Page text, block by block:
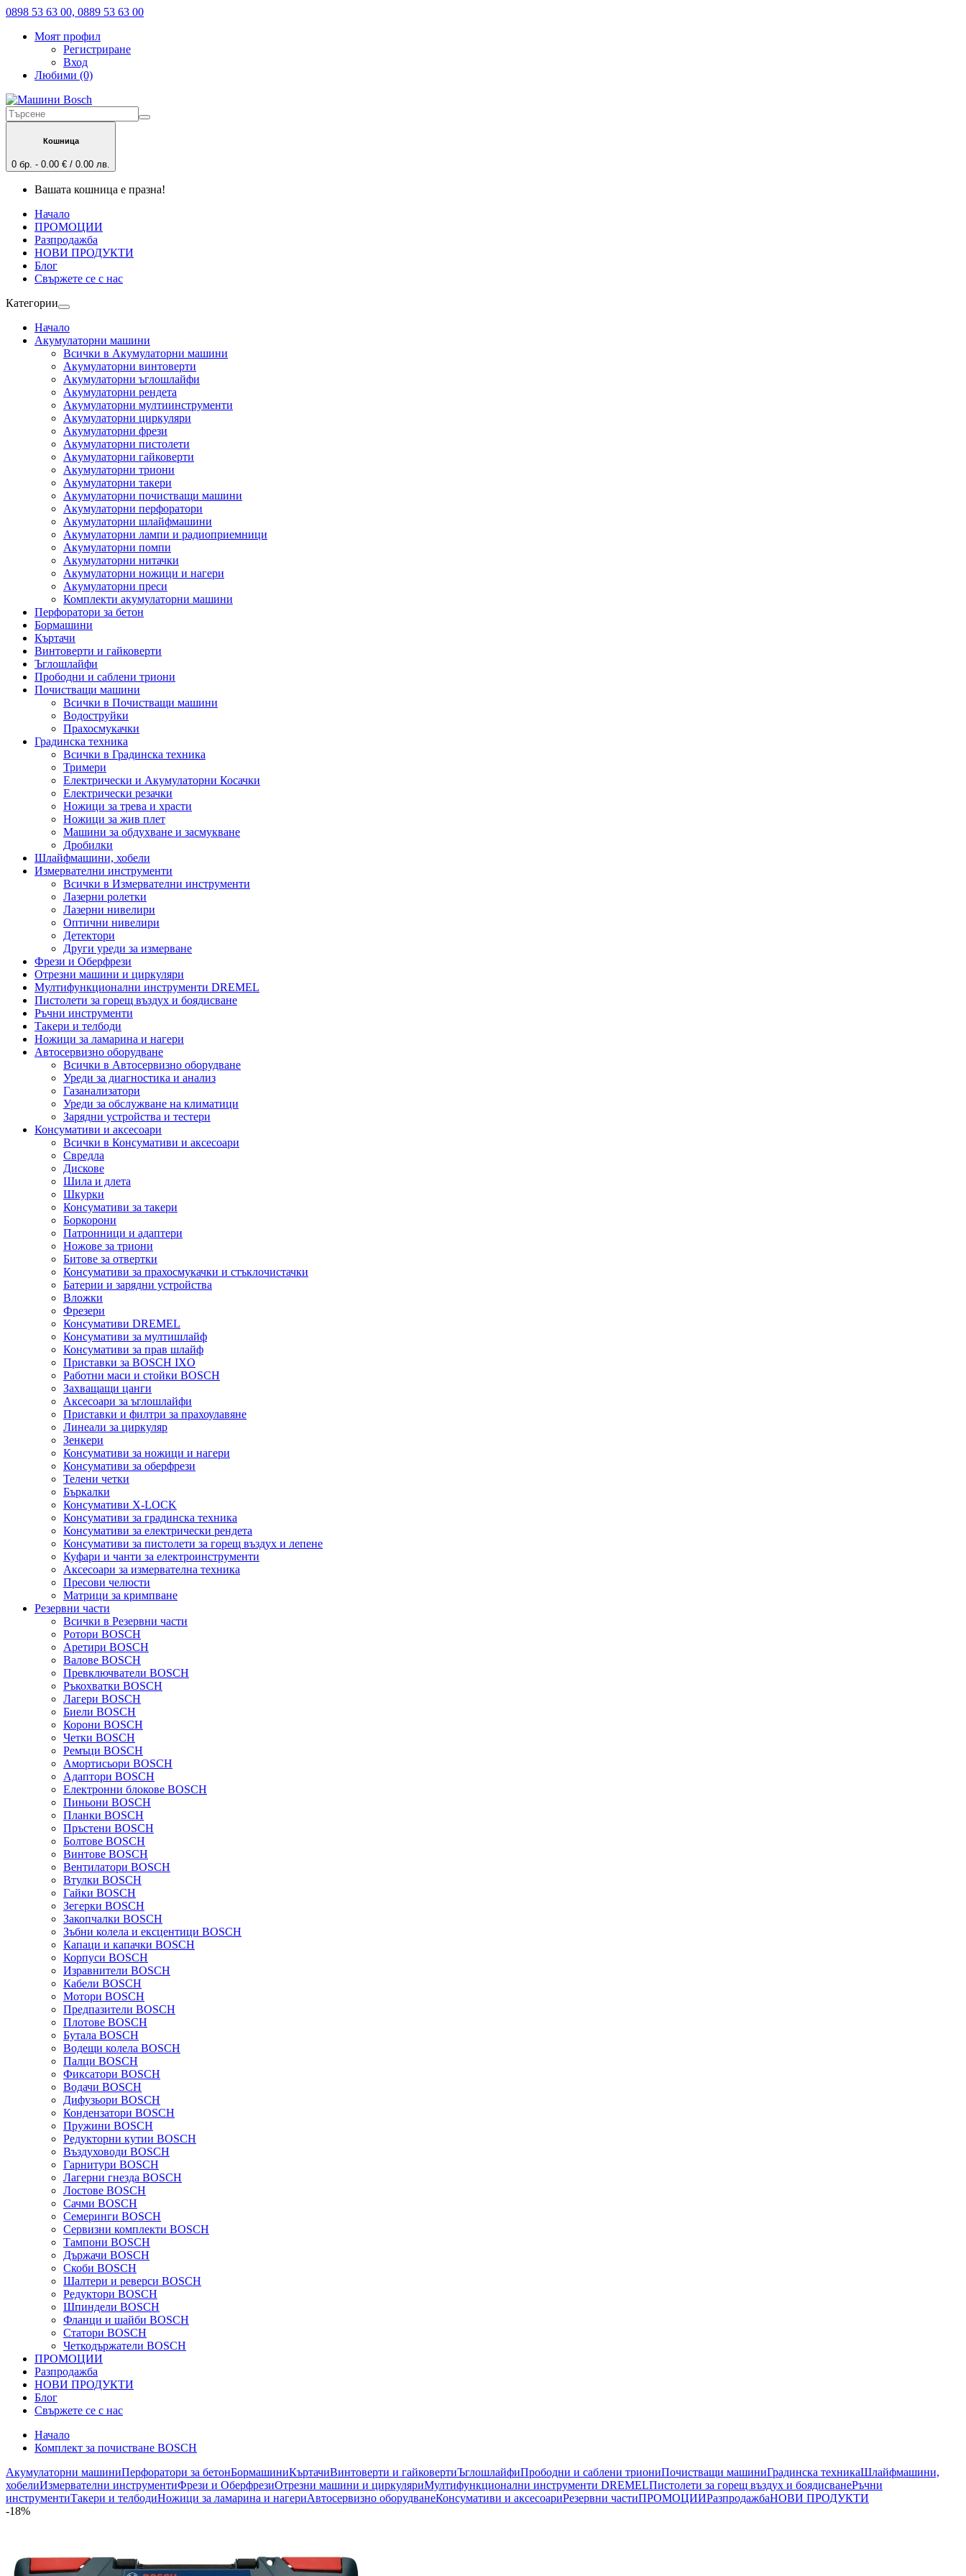
0898 53 63 00, 0889 53 63 00
Моят профил
Регистриране
Вход
Любими (0)
Кошница
0 бр. - 0.00 € / 0.00 лв.
Вашата кошница е празна!
Начало
ПРОМОЦИИ
Разпродажба
НОВИ ПРОДУКТИ
Блог
Свържете се с нас
Категории
Начало
Акумулаторни машини
Всички в Акумулаторни машини
Акумулаторни винтоверти
Акумулаторни ъглошлайфи
Акумулаторни рендета
Акумулаторни мултиинструменти
Акумулаторни циркуляри
Акумулаторни фрези
Акумулаторни пистолети
Акумулаторни гайковерти
Акумулаторни триони
Акумулаторни такери
Акумулаторни почистващи машини
Акумулаторни перфоратори
Акумулаторни шлайфмашини
Акумулаторни лампи и радиоприемници
Акумулаторни помпи
Акумулаторни нитачки
Акумулаторни ножици и нагери
Акумулаторни преси
Комплекти акумулаторни машини
Перфоратори за бетон
Бормашини
Къртачи
Винтоверти и гайковерти
Ъглошлайфи
Прободни и саблени триони
Почистващи машини
Всички в Почистващи машини
Водоструйки
Прахосмукачки
Градинска техника
Всички в Градинска техника
Тримери
Електрически и Акумулаторни Косачки
Електрически резачки
Ножици за трева и храсти
Ножици за жив плет
Машини за обдухване и засмукване
Дробилки
Шлайфмашини, хобели
Измервателни инструменти
Всички в Измервателни инструменти
Лазерни ролетки
Лазерни нивелири
Оптични нивелири
Детектори
Други уреди за измерване
Фрези и Оберфрези
Отрезни машини и циркуляри
Мултифункционални инструменти DREMEL
Пистолети за горещ въздух и боядисване
Ръчни инструменти
Такери и телбоди
Ножици за ламарина и нагери
Автосервизно оборудване
Всички в Автосервизно оборудване
Уреди за диагностика и анализ
Газанализатори
Уреди за обслужване на климатици
Зарядни устройства и тестери
Консумативи и аксесоари
Всички в Консумативи и аксесоари
Свредла
Дискове
Шила и длета
Шкурки
Консумативи за такери
Боркорони
Патронници и адаптери
Ножове за триони
Битове за отвертки
Консумативи за прахосмукачки и стъклочистачки
Батерии и зарядни устройства
Вложки
Фрезери
Консумативи DREMEL
Консумативи за мултишлайф
Консумативи за прав шлайф
Приставки за BOSCH IXO
Работни маси и стойки BOSCH
Захващащи цанги
Аксесоари за ъглошлайфи
Приставки и филтри за прахоулавяне
Линеали за циркуляр
Зенкери
Консумативи за ножици и нагери
Консумативи за оберфрези
Телени четки
Бъркалки
Консумативи X-LOCK
Консумативи за градинска техника
Консумативи за електрически рендета
Консумативи за пистолети за горещ въздух и лепене
Куфари и чанти за електроинструменти
Аксесоари за измервателна техника
Пресови челюсти
Матрици за кримпване
Резервни части
Всички в Резервни части
Ротори BOSCH
Аретири BOSCH
Валове BOSCH
Превключватели BOSCH
Ръкохватки BOSCH
Лагери BOSCH
Биели BOSCH
Корони BOSCH
Четки BOSCH
Ремъци BOSCH
Амортисьори BOSCH
Адаптори BOSCH
Електронни блокове BOSCH
Пиньони BOSCH
Планки BOSCH
Пръстени BOSCH
Болтове BOSCH
Винтове BOSCH
Вентилатори BOSCH
Втулки BOSCH
Гайки BOSCH
Зегерки BOSCH
Закопчалки BOSCH
Зъбни колела и ексцентици BOSCH
Капаци и капачки BOSCH
Корпуси BOSCH
Изравнители BOSCH
Кабели BOSCH
Мотори BOSCH
Предпазители BOSCH
Плотове BOSCH
Бутала BOSCH
Водещи колела BOSCH
Палци BOSCH
Фиксатори BOSCH
Водачи BOSCH
Дифузьори BOSCH
Кондензатори BOSCH
Пружини BOSCH
Редукторни кутии BOSCH
Въздуховоди BOSCH
Гарнитури BOSCH
Лагерни гнезда BOSCH
Лостове BOSCH
Сачми BOSCH
Семеринги BOSCH
Сервизни комплекти BOSCH
Тампони BOSCH
Държачи BOSCH
Скоби BOSCH
Шалтери и реверси BOSCH
Редуктори BOSCH
Шпиндели BOSCH
Фланци и шайби BOSCH
Статори BOSCH
Четкодържатели BOSCH
ПРОМОЦИИ
Разпродажба
НОВИ ПРОДУКТИ
Блог
Свържете се с нас
Начало
Комплект за почистване BOSCH
Акумулаторни машиниПерфоратори за бетонБормашиниКъртачиВинтоверти и гайковертиЪглошлайфиПрободни и саблени триониПочистващи машиниГрадинска техникаШлайфмашини,
хобелиИзмервателни инструментиФрези и ОберфрезиОтрезни машини и циркуляриМултифункционални инструменти DREMELПистолети за горещ въздух и боядисванеРъчни
инструментиТакери и телбодиНожици за ламарина и нагериАвтосервизно оборудванеКонсумативи и аксесоариРезервни частиПРОМОЦИИРазпродажбаНОВИ ПРОДУКТИ
-18%